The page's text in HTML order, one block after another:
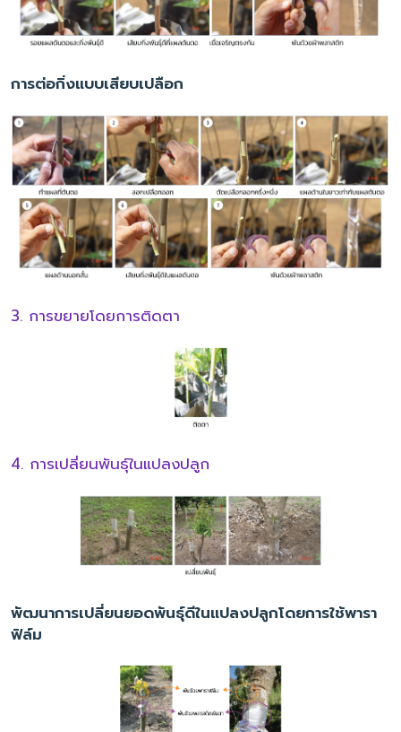
การต่อกิ่งแบบเสียบเปลือก
3. การขยายโดยการติดตา
4. การเปลี่ยนพันธุ์ในแปลงปลูก
พัฒนาการเปลี่ยนยอดพันธุ์ดีในแปลงปลูกโดยการใช้พารา
ฟิล์ม